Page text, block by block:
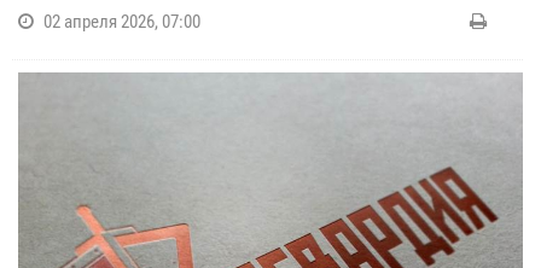
02 апреля 2026, 07:00